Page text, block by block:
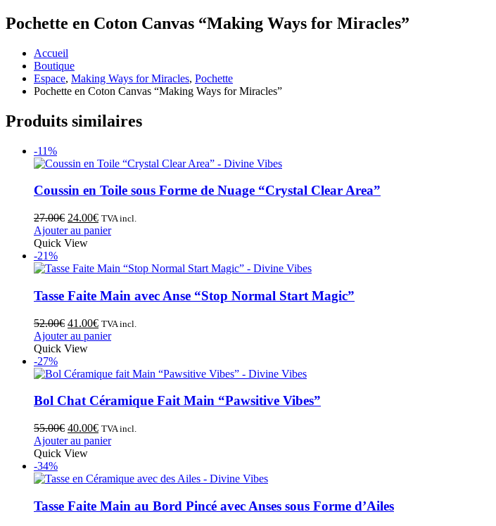
Pochette en Coton Canvas “Making Ways for Miracles”
Accueil
Boutique
Espace, Making Ways for Miracles, Pochette
Pochette en Coton Canvas “Making Ways for Miracles”
Produits similaires
-11%
Coussin en Toile sous Forme de Nuage “Crystal Clear Area”
27.00€ 24.00€ TVA incl.
Ajouter au panier
Quick View
-21%
Tasse Faite Main avec Anse “Stop Normal Start Magic”
52.00€ 41.00€ TVA incl.
Ajouter au panier
Quick View
-27%
Bol Chat Céramique Fait Main “Pawsitive Vibes”
55.00€ 40.00€ TVA incl.
Ajouter au panier
Quick View
-34%
Tasse Faite Main au Bord Pincé avec Anses sous Forme d’Ailes